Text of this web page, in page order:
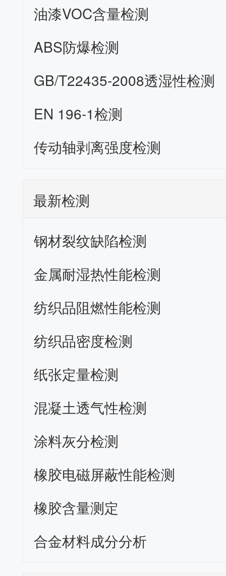
油漆VOC含量检测
ABS防爆检测
GB/T22435-2008透湿性检测
EN 196-1检测
传动轴剥离强度检测
最新检测
钢材裂纹缺陷检测
金属耐湿热性能检测
纺织品阻燃性能检测
纺织品密度检测
纸张定量检测
混凝土透气性检测
涂料灰分检测
橡胶电磁屏蔽性能检测
橡胶含量测定
合金材料成分分析